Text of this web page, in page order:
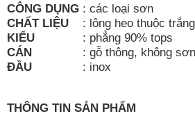
CÔNG DỤNG : các loại sơn
CHẤT LIỆU
: lông heo thuộc trắng
KIỂU
: phẳng 90% tops
CÁN
: gỗ thông, không sơn
ĐẦU
: inox
THÔNG TIN SẢN PHẨM